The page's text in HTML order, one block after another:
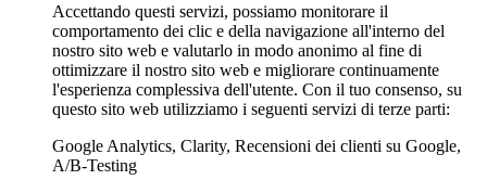
Accettando questi servizi, possiamo monitorare il
comportamento dei clic e della navigazione all'interno del
nostro sito web e valutarlo in modo anonimo al fine di
ottimizzare il nostro sito web e migliorare continuamente
l'esperienza complessiva dell'utente. Con il tuo consenso, su
questo sito web utilizziamo i seguenti servizi di terze parti:
Google Analytics, Clarity, Recensioni dei clienti su Google,
A/B-Testing